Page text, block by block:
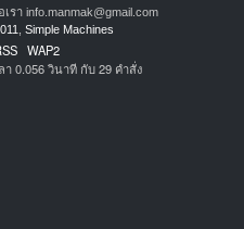
า info.manmak@gmail.com
Simple Machines
WAP2
0.056 วินาที กับ 29 คำสั่ง